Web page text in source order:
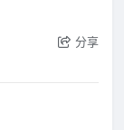
分享